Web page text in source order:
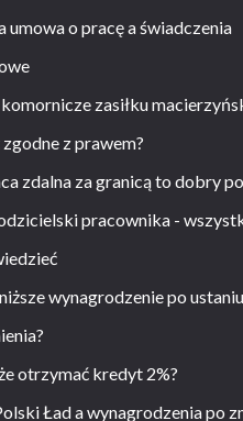
umowa o pracę a świadczenia
zasiłku
z prawem?
zdalna za granicą to dobry
pracownika -
wynagrodzenie po ustaniu
otrzymać kredyt 2%?
Ład a wynagrodzenia po